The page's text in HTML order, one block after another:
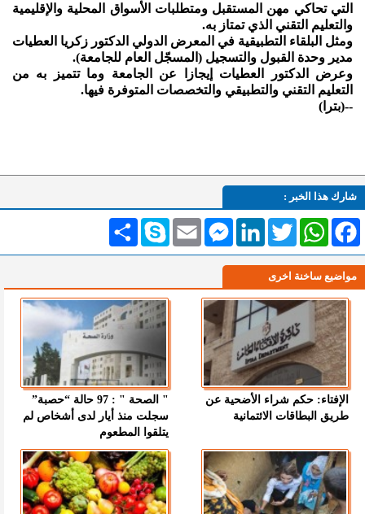
التي تحاكي مهن المستقبل ومتطلبات الأسواق المحلية والإقليمية
والتعليم التقني الذي تمتاز به.
ومثل البلقاء التطبيقية في المعرض الدولي الدكتور زكريا العطيات
مدير وحدة القبول والتسجيل (المسجّل العام للجامعة).
وعرض الدكتور العطيات إيجازا عن الجامعة وما تتميز به من
التعليم التقني والتطبيقي والتخصصات المتوفرة فيها.
--(بترا)
شارك هذا الخبر :
انشر Skype Email
MessengerLinkedInTwitterWhatsAppFacebook
مواضيع ساخنة اخرى
الإفتاء: حكم شراء الأضحية عن
طريق البطاقات الائتمانية
" الصحة " : 97 حالة “حصبة”
سجلت منذ أيار لدى أشخاص لم
يتلقوا المطعوم